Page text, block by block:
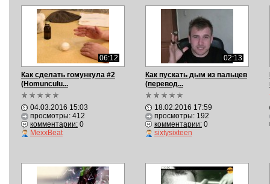
06:12
Как сделать гомункула #2
(Homunculu...
04.03.2016 15:03
просмотры: 412
комментарии:0
MexxBeat
02:13
Как пускать дым из пальцев
(перевод...
18.02.2016 17:59
просмотры: 192
комментарии:0
sixtysixteen